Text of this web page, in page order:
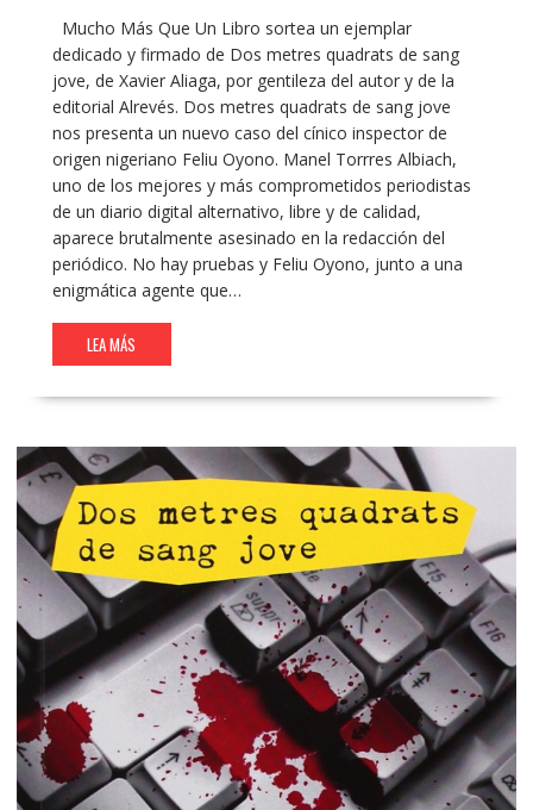
Mucho Más Que Un Libro sortea un ejemplar
dedicado y firmado de Dos metres quadrats de sang
jove, de Xavier Aliaga, por gentileza del autor y de la
editorial Alrevés. Dos metres quadrats de sang jove
nos presenta un nuevo caso del cínico inspector de
origen nigeriano Feliu Oyono. Manel Torrres Albiach,
uno de los mejores y más comprometidos periodistas
de un diario digital alternativo, libre y de calidad,
aparece brutalmente asesinado en la redacción del
periódico. No hay pruebas y Feliu Oyono, junto a una
enigmática agente que…
LEA MÁS